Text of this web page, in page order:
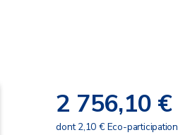
2 756,10 €
dont 2,10 € Eco-participation